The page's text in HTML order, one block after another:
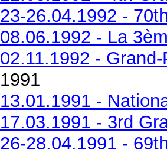
23-26.04.1992 -
08.06.1992 - La
02.11.1992 -
1991
13.01.1991 -
17.03.1991 - 3rd
26-28.04.1991 -